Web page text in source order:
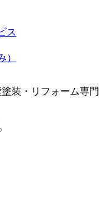
ス
）
装・リフォーム専門